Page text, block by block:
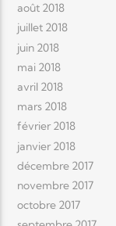
août 2018
juillet 2018
juin 2018
mai 2018
avril 2018
mars 2018
février 2018
janvier 2018
décembre 2017
novembre 2017
octobre 2017